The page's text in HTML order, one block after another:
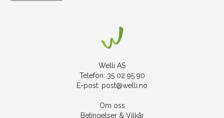
Welli AS
Telefon: 35 02 95 90
E-post: post@welli.no
Om oss
Betingelser & Vilkår